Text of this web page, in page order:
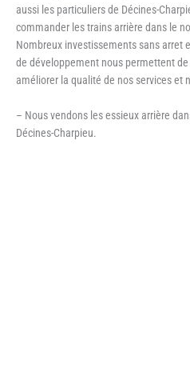
aussi les particuliers de Décines-
commander les trains arrière dans le
Nombreux investissements sans arret
de développement nous permettent
améliorer la qualité de nos services et
– Nous vendons les essieux arrière
Décines-Charpieu.